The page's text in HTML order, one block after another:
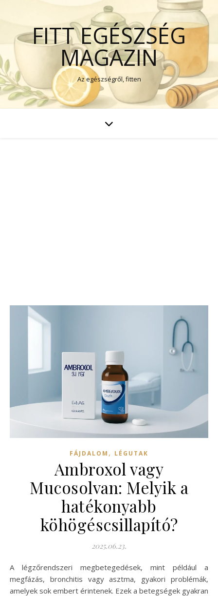
FITT EGÉSZSÉG
MAGAZIN
Az egészségről, fitten
FÁJDALOM , LÉGUTAK
Ambroxol vagy
Mucosolvan: Melyik a
hatékonyabb
köhögéscsillapító?
2025.06.23.
A légzőrendszeri megbetegedések, mint például a
megfázás, bronchitis vagy asztma, gyakori problémák,
amelyek sok embert érintenek. Ezek a betegségek gyakran